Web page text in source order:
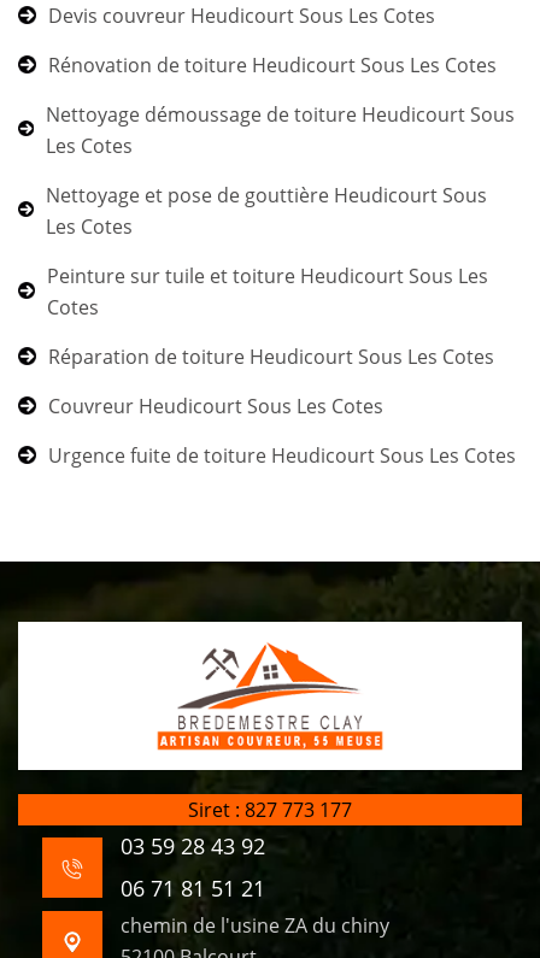
Devis couvreur Heudicourt Sous Les Cotes
Rénovation de toiture Heudicourt Sous Les Cotes
Nettoyage démoussage de toiture Heudicourt Sous
Les Cotes
Nettoyage et pose de gouttière Heudicourt Sous
Les Cotes
Peinture sur tuile et toiture Heudicourt Sous Les
Cotes
Réparation de toiture Heudicourt Sous Les Cotes
Couvreur Heudicourt Sous Les Cotes
Urgence fuite de toiture Heudicourt Sous Les Cotes
Siret : 827 773 177
03 59 28 43 92
06 71 81 51 21
chemin de l'usine ZA du chiny